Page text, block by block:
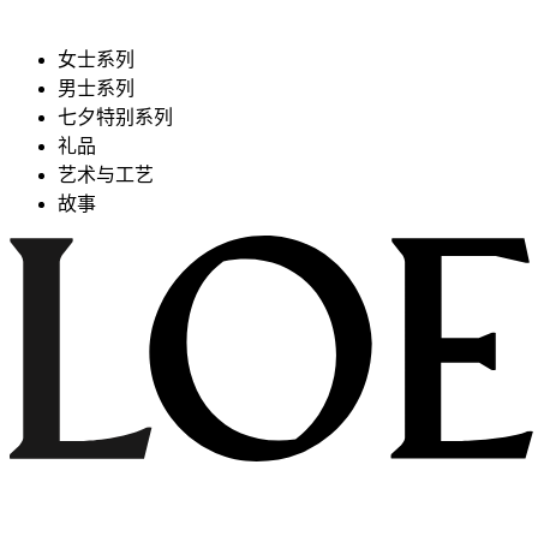
女士系列
男士系列
七夕特别系列
礼品
艺术与工艺
故事